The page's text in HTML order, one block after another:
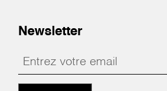
Newsletter